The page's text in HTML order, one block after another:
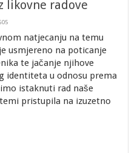
likovne radove
natjecanju na temu
usmjereno na poticanje
te jačanje njihove
identiteta u odnosu prema
istaknuti rad naše
pristupila na izuzetno